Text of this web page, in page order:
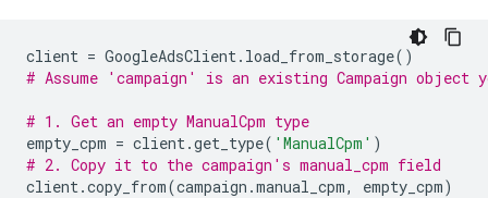
client = GoogleAdsClient. load_from_storage()
# Assume 'campaign' is an existing Campaign object
# 1. Get an empty ManualCpm type
empty_cpm = client.get_type( 'ManualCpm' )
# 2. Copy it to the campaign's manual_cpm field
client.copy_from(campaign .manual_cpm, empty_cpm)